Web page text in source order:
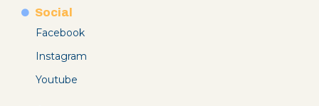
Social
Facebook
Instagram
Youtube